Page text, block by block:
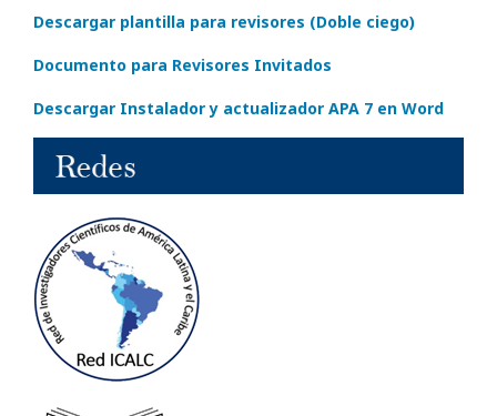
Descargar plantilla para revisores (Doble ciego)
Documento para Revisores Invitados
Descargar Instalador y actualizador APA 7 en Word